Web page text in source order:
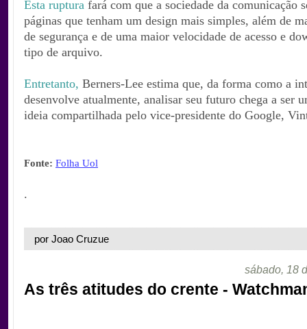
Esta ruptura fará com que a sociedade da comunicação
páginas que tenham um design mais simples, além de
de segurança e de uma maior velocidade de acesso e
tipo de arquivo.
Entretanto, Berners-Lee estima que, da forma como a
desenvolve atualmente, analisar seu futuro chega a ser
ideia compartilhada pelo vice-presidente do Google,
Fonte: Folha Uol
.
por Joao Cruzue
sábado, 18
As três atitudes do crente -